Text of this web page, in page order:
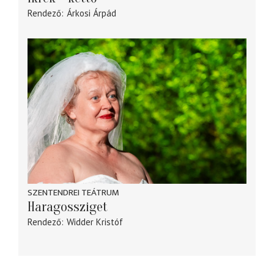
Rendező Árkosi Árpád
SZENTENDREI TEÁTRUM
Haragossziget
Rendező Widder Kristóf